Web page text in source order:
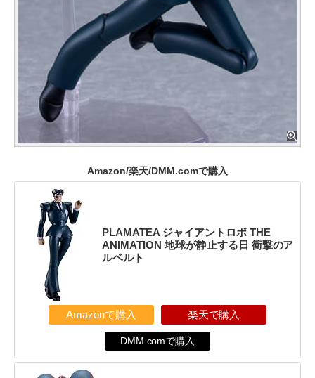
Amazon/楽天/DMM.comで購入
PLAMATEA ジャイアントロボ THE
ANIMATION 地球が静止する日 衝撃のア
ルベルト
Amazonで購入 楽天で購入
DMM.comで購入